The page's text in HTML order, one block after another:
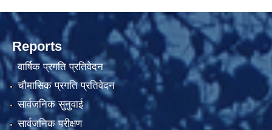
Reports
वार्षिक प्रगति प्रतिवेदन
चौमासिक प्रगति प्रतिवेदन
सार्वजनिक सुनुवाई
सार्वजनिक परीक्षण